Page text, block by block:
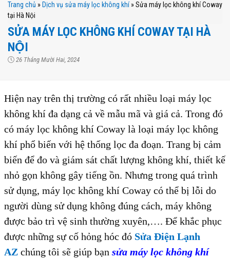
Trang chủ » Dịch vụ sửa máy lọc không khí»Sửa máy lọc không khí Coway
tại Hà Nội
SỬA MÁY LỌC KHÔNG KHÍ COWAY TẠI HÀ
NỘI
26 Tháng Mười Hai, 2024
Hiện nay trên thị trường có rất nhiều loại máy lọc
không khí đa dạng cả về mẫu mã và giá cả. Trong đó
có máy lọc không khí Coway là loại máy lọc không
khí phổ biến với hệ thống lọc đa đoạn. Trang bị cảm
biến để đo và giám sát chất lượng không khí, thiết kế
nhỏ gọn không gây tiếng ồn. Nhưng trong quá trình
sử dụng, máy lọc không khí Coway có thể bị lỗi do
người dùng sử dụng không đúng cách, máy không
được bảo trì vệ sinh thường xuyên,…. Để khắc phục
được những sự cố hỏng hóc đó Sửa Điện Lạnh
AZ chúng tôi sẽ giúp bạn sửa máy lọc không khí